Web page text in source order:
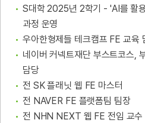
S대학 2025년 2학기 - 'AI를 활
과정 운영
우아한형제들 테크캠프 FE 교육
네이버 커넥트재단 부스트코스,
담당
전 SK 플래닛 웹 FE 마스터
전 NAVER FE 플랫폼팀 팀장
전 NHN NEXT 웹 FE 전임 교수